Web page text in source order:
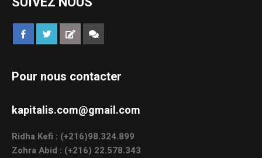
Pour nous contacter
kapitalis.com@gmail.com
Ridha Kefi : (+216)98.324.899
Zohra Abid : (+216) 22.578.343